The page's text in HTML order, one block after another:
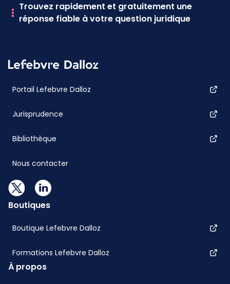
Trouvez rapidement et gratuitement une
réponse fiable à votre question juridique
Portail Lefebvre Dalloz
Jurisprudence
Bibliothèque
Nous contacter
Boutiques
Boutique Lefebvre Dalloz
Formations Lefebvre Dalloz
À propos